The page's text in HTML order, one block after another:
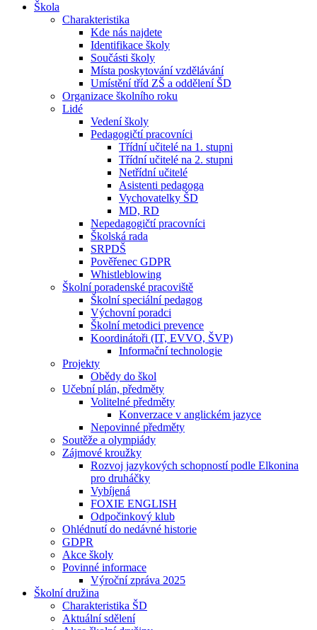
Škola
Charakteristika
Kde nás najdete
Identifikace školy
Součásti školy
Místa poskytování vzdělávání
Umístění tříd ZŠ a oddělení ŠD
Organizace školního roku
Lidé
Vedení školy
Pedagogičtí pracovníci
Třídní učitelé na 1. stupni
Třídní učitelé na 2. stupni
Netřídní učitelé
Asistenti pedagoga
Vychovatelky ŠD
MD, RD
Nepedagogičtí pracovníci
Školská rada
SRPDŠ
Pověřenec GDPR
Whistleblowing
Školní poradenské pracoviště
Školní speciální pedagog
Výchovní poradci
Školní metodici prevence
Koordinátoři (IT, EVVO, ŠVP)
Informační technologie
Projekty
Obědy do škol
Učební plán, předměty
Volitelné předměty
Konverzace v anglickém jazyce
Nepovinné předměty
Soutěže a olympiády
Zájmové kroužky
Rozvoj jazykových schopností podle Elkonina
pro druháčky
Vybíjená
FOXIE ENGLISH
Odpočinkový klub
Ohlédnutí do nedávné historie
GDPR
Akce školy
Povinné informace
Výroční zpráva 2025
Školní družina
Charakteristika ŠD
Aktuální sdělení